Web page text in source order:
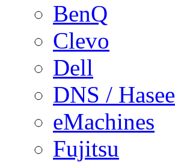
BenQ
Clevo
Dell
DNS / Hasee
eMachines
Fujitsu